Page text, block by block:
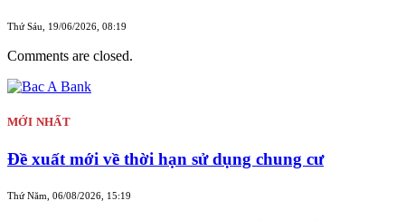
Thứ Sáu, 19/06/2026, 08:19
Comments are closed.
MỚI NHẤT
Đề xuất mới về thời hạn sử dụng chung cư
Thứ Năm, 06/08/2026, 15:19